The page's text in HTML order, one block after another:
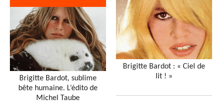
Brigitte Bardot, sublime
bête humaine. L’édito de
Michel Taube
Brigitte Bardot : « Ciel de
lit ! »